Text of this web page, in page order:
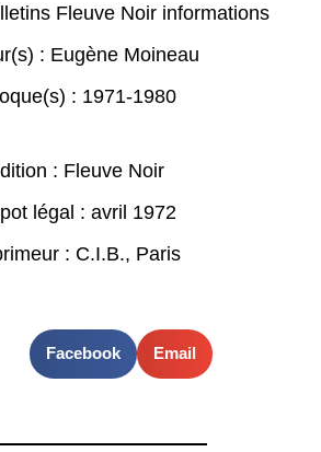
Fleuve Noir informations
: Eugène Moineau
: 1971-1980
: Fleuve Noir
légal : avril 1972
: C.I.B., Paris
Facebook Email